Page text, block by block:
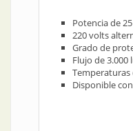
Potencia de
220 volts
Grado de
Flujo de 3.000
Temperaturas
Disponible